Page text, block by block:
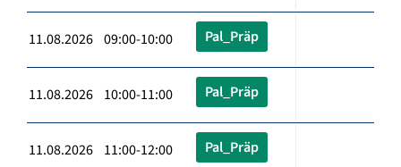
11.08.2026 09:00-10:00 Pal_Präp
11.08.2026 10:00-11:00 Pal_Präp
11.08.2026 11:00-12:00 Pal_Präp